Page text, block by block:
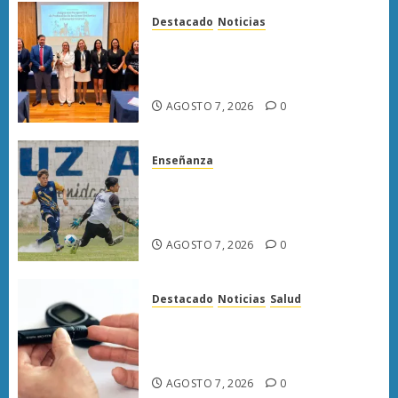
Destacado Noticias
AGOSTO 7, 2026 0
Enseñanza
AGOSTO 7, 2026 0
Destacado Noticias Salud
AGOSTO 7, 2026 0